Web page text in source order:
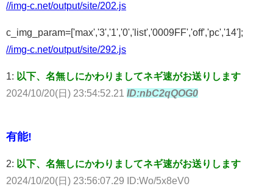
//img-c.net/output/site/202.js
c_img_param=['max','3','1','0','list','0009FF','off','pc','14'];
//img-c.net/output/site/292.js
1: 以下、名無しにかわりましてネギ速がお送りします
2024/10/20(日) 23:54:52.21 ID:nbC2qQOG0
有能!
2: 以下、名無しにかわりましてネギ速がお送りします
2024/10/20(日) 23:56:07.29 ID:Wo/5x8eV0